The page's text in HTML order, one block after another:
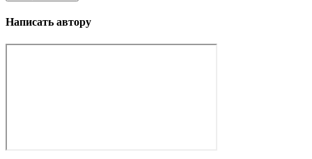
Написать автору